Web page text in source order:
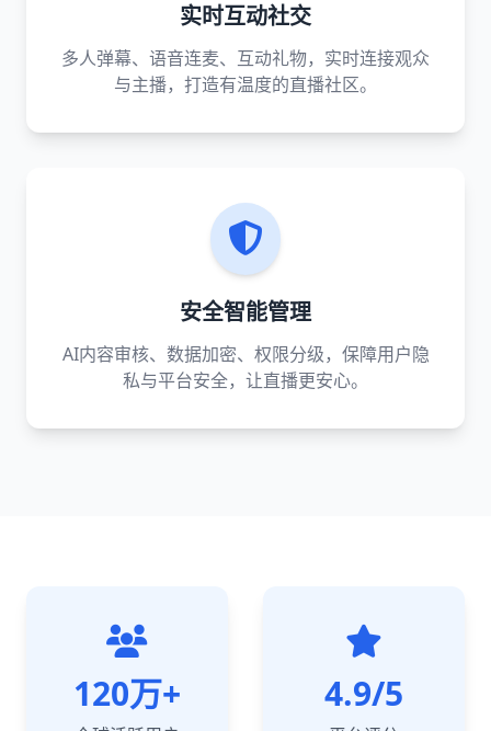
实时互动社交
多人弹幕、语音连麦、互动礼物，实时连接观众
与主播，打造有温度的直播社区。
安全智能管理
AI内容审核、数据加密、权限分级，保障用户隐
私与平台安全，让直播更安心。
120万+ 4.9/5